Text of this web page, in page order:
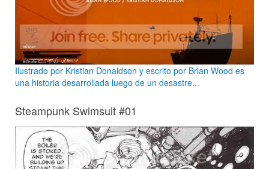
Ilustrado por Kristian Donaldson y escrito por Brian Wood es
una historia desarrollada luego de un desastre...
Steampunk Swimsuit #01